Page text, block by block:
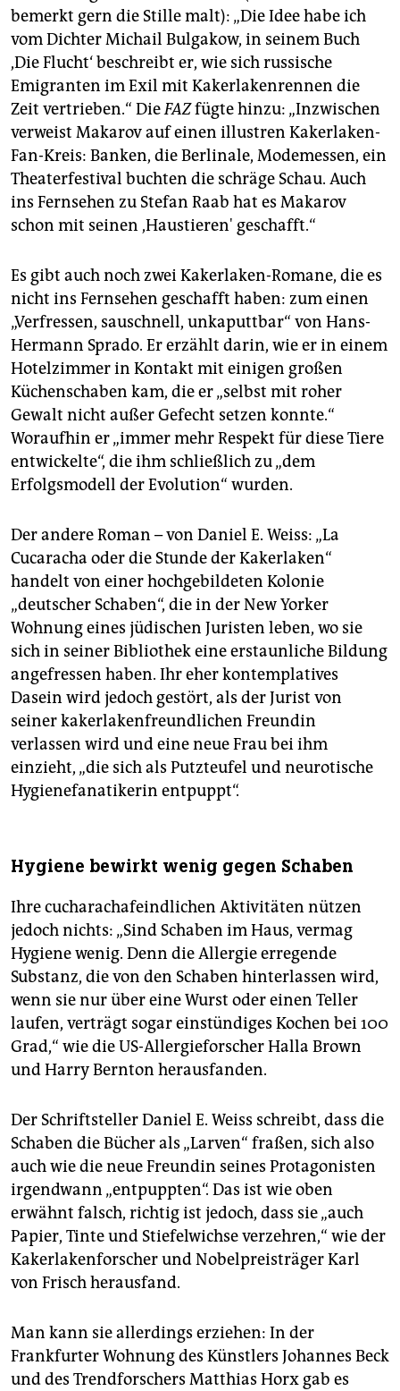
bemerkt gern die Stille malt): „Die Idee habe ich
vom Dichter Michail Bul­ga­kow, in seinem Buch
,Die Flucht‘ beschreibt er, wie sich russische
Emigranten im Exil mit Kakerlakenrennen die
Zeit vertrieben.“ DieFAZfügte hinzu: „Inzwischen
verweist Makarov auf einen illustren Kakerlaken-
Fan-Kreis: Banken, die Berlinale, Modemessen, ein
Theaterfestival buchten die schräge Schau. Auch
ins Fernsehen zu Stefan Raab hat es Makarov
schon mit seinen ,Haustieren' geschafft.“
Es gibt auch noch zwei Kakerlaken-Romane, die es
nicht ins Fernsehen geschafft haben: zum einen
„Verfressen, sauschnell, unkaputtbar“ von Hans-
Hermann Sprado. Er erzählt darin, wie er in einem
Hotelzimmer in Kontakt mit einigen großen
Küchenschaben kam, die er „selbst mit roher
Gewalt nicht außer Gefecht setzen konnte.“
Woraufhin er „immer mehr Respekt für diese Tiere
entwickelte“, die ihm schließlich zu „dem
Erfolgsmodell der Evolution“ wurden.
Der andere Roman – von Daniel E. Weiss: „La
Cucaracha oder die Stunde der Kakerlaken“
handelt von einer hochgebildeten Kolonie
„deutscher Schaben“, die in der New Yorker
Wohnung eines jüdischen Juristen leben, wo sie
sich in seiner Bibliothek eine erstaunliche Bildung
angefressen haben. Ihr eher kontemplatives
Dasein wird jedoch gestört, als der Jurist von
seiner kakerlakenfreundlichen Freundin
verlassen wird und eine neue Frau bei ihm
einzieht, „die sich als Putzteufel und neurotische
Hygienefanatikerin entpuppt“.
Hygiene bewirkt wenig gegen Schaben
Ihre cucharachafeindlichen Aktivitäten nützen
jedoch nichts: „Sind Schaben im Haus, vermag
Hygiene wenig. Denn die Allergie erregende
Substanz, die von den Schaben hinterlassen wird,
wenn sie nur über eine Wurst oder einen Teller
laufen, verträgt sogar einstündiges Kochen bei 100
Grad,“ wie die US-Allergieforscher Halla Brown
und Harry Bernton herausfanden.
Der Schriftsteller Daniel E. Weiss schreibt, dass die
Schaben die Bücher als „Larven“ fraßen, sich also
auch wie die neue Freundin seines Protagonisten
irgendwann „entpuppten“. Das ist wie oben
erwähnt falsch, richtig ist jedoch, dass sie „auch
Papier, Tinte und Stiefelwichse verzehren,“ wie der
Kakerlakenforscher und Nobelpreisträger Karl
von Frisch herausfand.
Man kann sie allerdings erziehen: In der
Frankfurter Wohnung des Künstlers Johannes Beck
und des Trendforschers Matthias Horx gab es